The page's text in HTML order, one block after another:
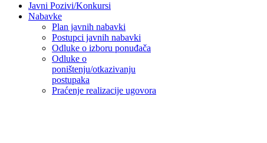
Javni Pozivi/Konkursi
Nabavke
Plan javnih nabavki
Postupci javnih nabavki
Odluke o izboru ponuđača
Odluke o
poništenju/otkazivanju
postupaka
Praćenje realizacije ugovora